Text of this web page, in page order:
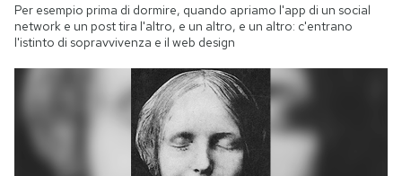
Per esempio prima di dormire, quando apriamo l'app di un social
network e un post tira l'altro, e un altro, e un altro: c'entrano
l'istinto di sopravvivenza e il web design